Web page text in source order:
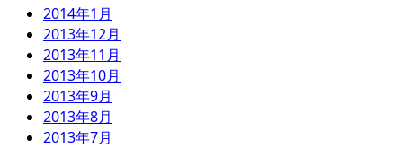
2014年1月
2013年12月
2013年11月
2013年10月
2013年9月
2013年8月
2013年7月